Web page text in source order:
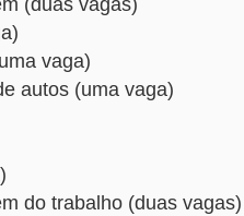
(duas vagas)
vaga)
autos (uma vaga)
do trabalho (duas vagas)